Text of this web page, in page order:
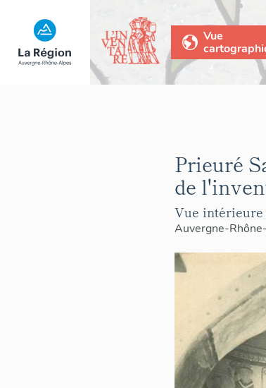
Vue
Prieuré
de
Vue intérieure
Auvergne-